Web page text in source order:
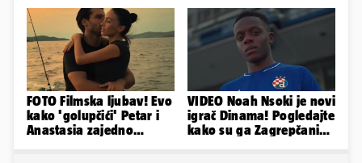
rodeu...
FOTO Filmska ljubav! Evo
kako 'golupčići' Petar i
Anastasia zajedno
VIDEO Noah Nsoki je novi
igrač Dinama! Pogledajte
kako su ga Zagrepčani